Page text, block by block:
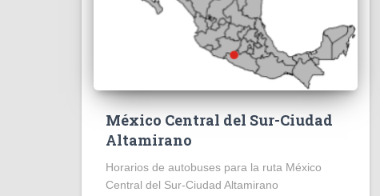
México Central del Sur-Ciudad
Altamirano
Horarios de autobuses para la ruta México
Central del Sur-Ciudad Altamirano